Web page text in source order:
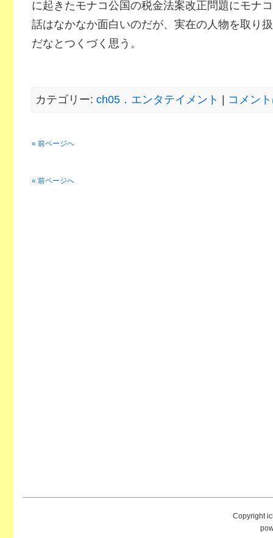
に起きたモナコ公国の税金法案改正問題にモナ
話はなかなか面白いのだが、実在の人物を取り
だなとつくづく思う。
カテゴリー: ch05．エンタテイメント コメン
« 前ページへ
« 前ページへ
Copyright